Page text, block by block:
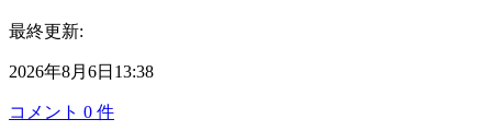
最終更新:
2026年8月6日13:38
コメント 0 件